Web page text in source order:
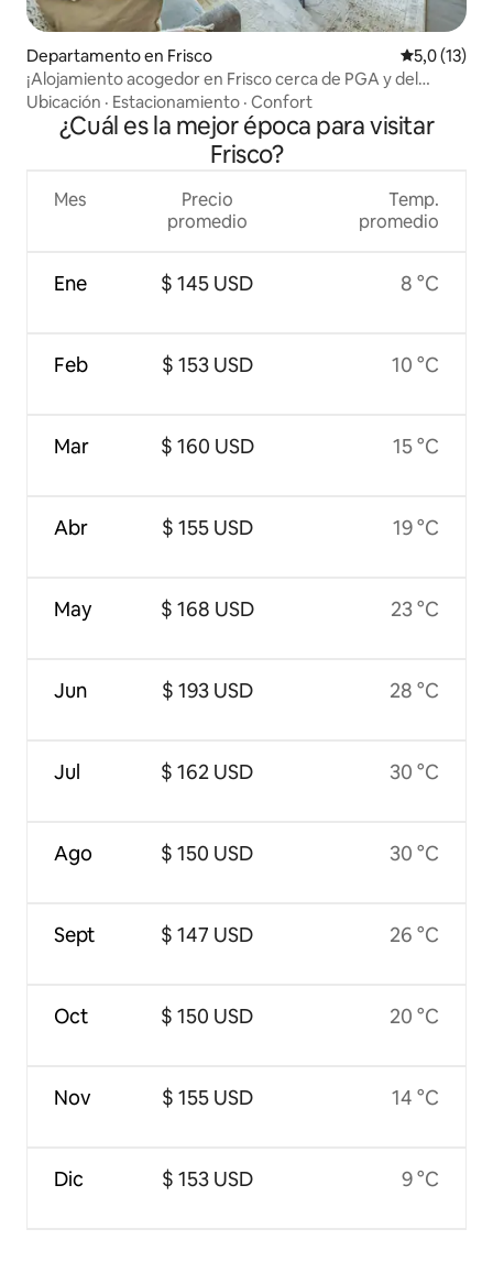
Departamento en Frisco Calificación
5,0 (13)
¡Alojamiento acogedor en Frisco cerca de PGA y del
Toyota Stadium!
Ubicación · Estacionamiento · Confort
¿Cuál es la mejor época para visitar
Frisco?
Mes
Ene
Feb
Mar
Abr
May
Jun
Jul
Ago
Sept
Oct
Nov
Dic
Precio
promedio
$ 145 USD
$ 153 USD
$ 160 USD
$ 155 USD
$ 168 USD
$ 193 USD
$ 162 USD
$ 150 USD
$ 147 USD
$ 150 USD
$ 155 USD
$ 153 USD
Temp.
promedio
8 °C
10 °C
15 °C
19 °C
23 °C
28 °C
30 °C
30 °C
26 °C
20 °C
14 °C
9 °C